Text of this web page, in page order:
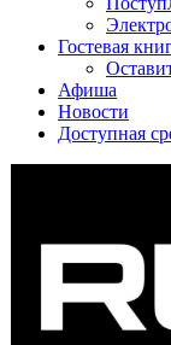
Гостевая
Афиша
Новости
Доступная